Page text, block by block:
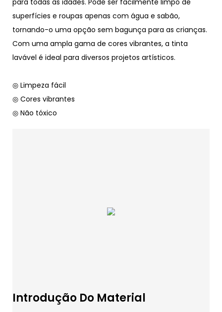
para todas as idades. Pode ser facilmente limpo de
superfícies e roupas apenas com água e sabão,
tornando-o uma opção sem bagunça para as crianças.
Com uma ampla gama de cores vibrantes, a tinta
lavável é ideal para diversos projetos artísticos.
◎ Limpeza fácil
◎ Cores vibrantes
◎ Não tóxico
Introdução Do Material